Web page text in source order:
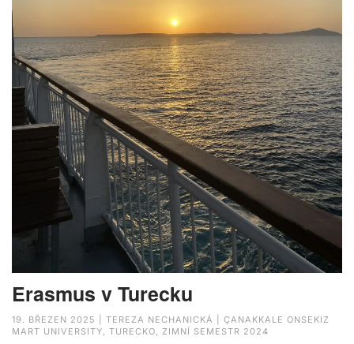
Erasmus v Turecku
19. BŘEZEN 2025 | TEREZA NECHANICKÁ | ÇANAKKALE ONSEKIZ
MART UNIVERSITY, TURECKO, ZIMNÍ SEMESTR 2024